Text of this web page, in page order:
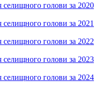
селищного голови за 2020
голови за 2021
селищного голови за 2022
селищного голови за 2023
селищного голови за 2024